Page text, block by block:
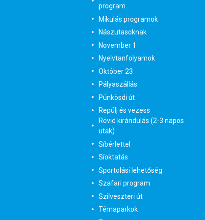
program
Mikulás programok
Nászutasoknak
November 1
Nyelvtanfolyamok
Október 23
Pályaszállás
Pünkösdi út
Repülj és vezess
Rövid kirándulás (2-3 napos
utak)
Síbérlettel
Síoktatás
Sportolási lehetőség
Szafari program
Szilveszteri út
Témaparkok